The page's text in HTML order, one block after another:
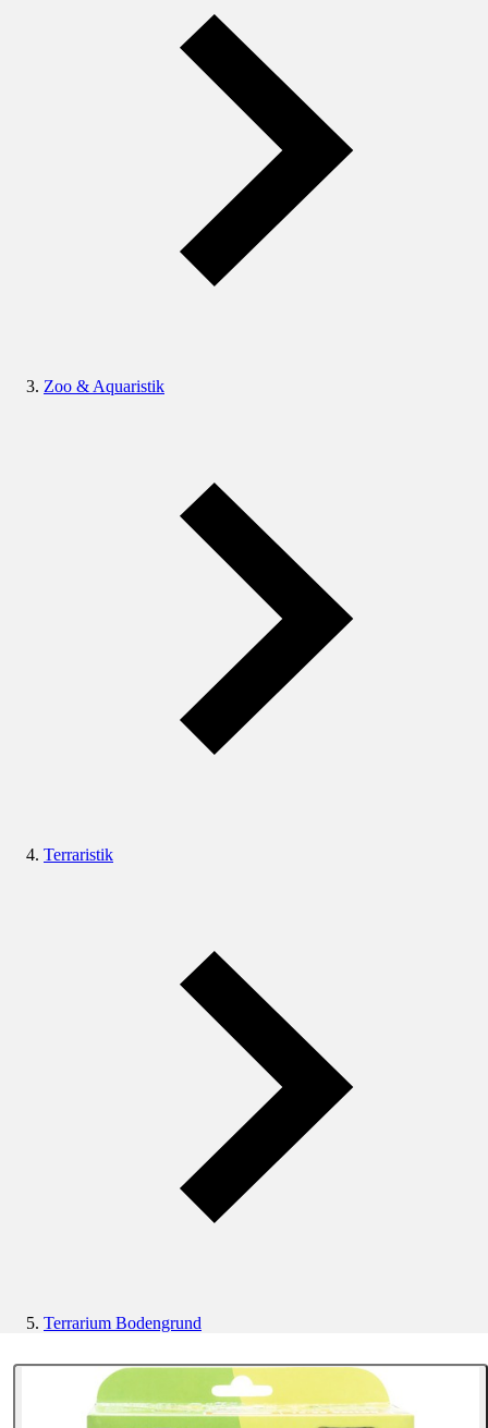
Zoo & Aquaristik
Terraristik
Terrarium Bodengrund